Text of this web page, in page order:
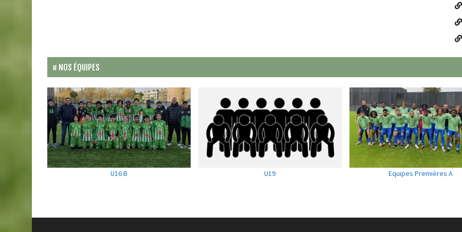
NOS ÉQUIPES
U16 B U19 Equipes Premières A